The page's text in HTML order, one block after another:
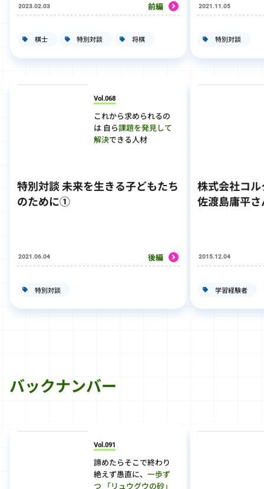
2023.02.03 前編
棋士 特別対談 将棋
Vol.068
これから求められるの
は 自ら課題を発見して
解決できる人材
特別対談 未来を生きる子どもたち
のために①
2021.06.04 後編
特別対談
2021.11.05
特別対談
株式会社コ
佐渡島庸平さ
2015.12.04
学習経験者
バックナンバー
Vol.091
諦めたらそこで終わり
絶えず愚直に、 一歩ず
つ
「リュウグウの砂」